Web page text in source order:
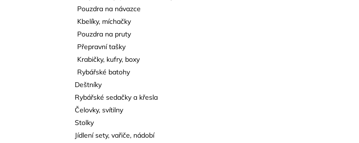
Pouzdra na návazce
Kbelíky, míchačky
Pouzdra na pruty
Přepravní tašky
Krabičky, kufry, boxy
Rybářské batohy
Deštníky
Rybářské sedačky a křesla
Čelovky, svítilny
Stolky
Jídlení sety, vařiče, nádobí